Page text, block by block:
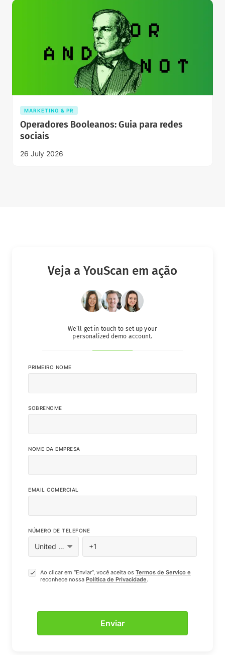
MARKETING & PR
Operadores Booleanos: Guia para redes
sociais
26 July 2026
Veja a YouScan em ação
PRIMEIRO NOME
SOBRENOME
NOME DA EMPRESA
EMAIL COMERCIAL
NÚMERO DE TELEFONE
Ao clicar em “Enviar”, você aceita os Termos de Serviço e
reconhece nossa Política de Privacidade.
We’ll get in touch to set up your
personalized demo account.